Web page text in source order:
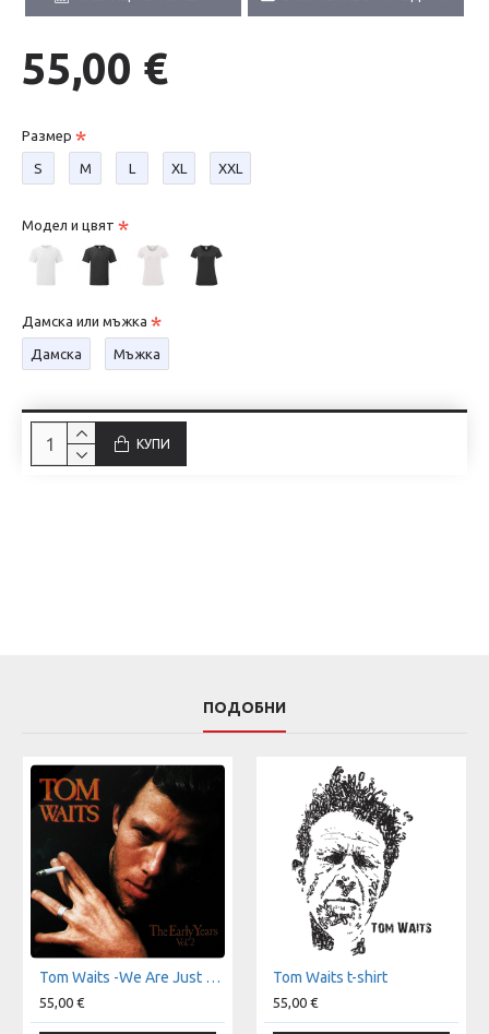
55,00 €
Размер
S М L XL XXL
Модел и цвят
Дамска или мъжка
Дамска Мъжка
КУПИ
ПОДОБНИ
Tom Waits -We Are Just Monkeys With Money And Guns t-shirt
55,00 €
Tom Waits t-shirt
55,00 €